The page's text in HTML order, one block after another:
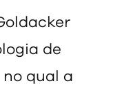
de
qual a